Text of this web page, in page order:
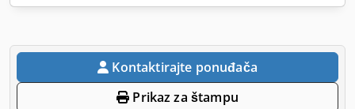
Kontaktirajte ponuđača
Prikaz za štampu